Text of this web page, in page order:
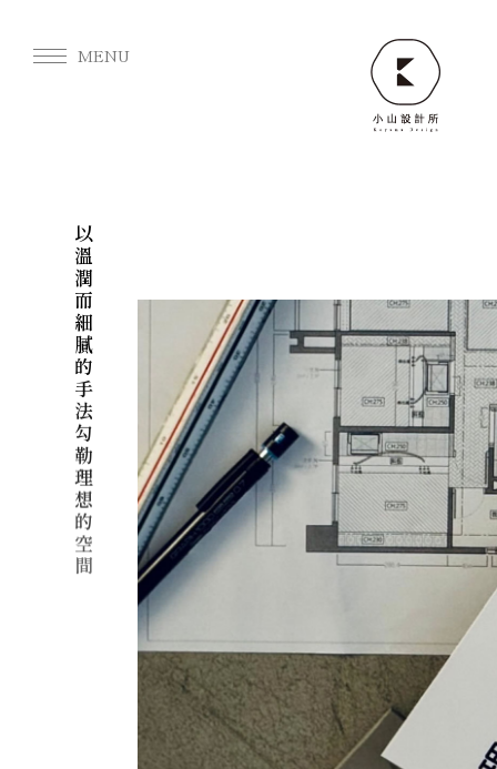
以
溫
潤
而
細
膩
的
手
法
勾
勒
理
想
的
空
間